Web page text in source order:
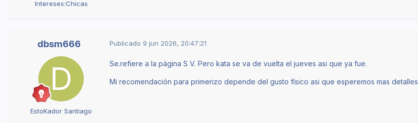
Intereses:Chicas
dbsm666
EstoKador Santiago
Publicado 9 jun 2026, 20:47:21
Se.refiere a la página S V. Pero kata se va de vuelta el jueves asi que ya fue.
Mi recomendación para primerizo depende del gusto físico asi que esperemos mas detalles